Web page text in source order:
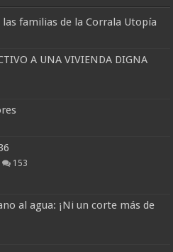
familias de la Corrala Utopía
A UNA VIVIENDA DIGNA
153
al agua: ¡Ni un corte más de